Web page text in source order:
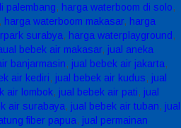
palembang, harga waterboom di solo,
, harga waterboom makasar, harga
surabya, harga waterplayground ,
bebek air makasar, jual aneka
banjarmasin, jual bebek air jakarta,
air kediri, jual bebek air kudus, jual
air lombok, jual bebek air pati, jual
air surabaya, jual bebek air tuban, jual
fiber papua, jual permainan